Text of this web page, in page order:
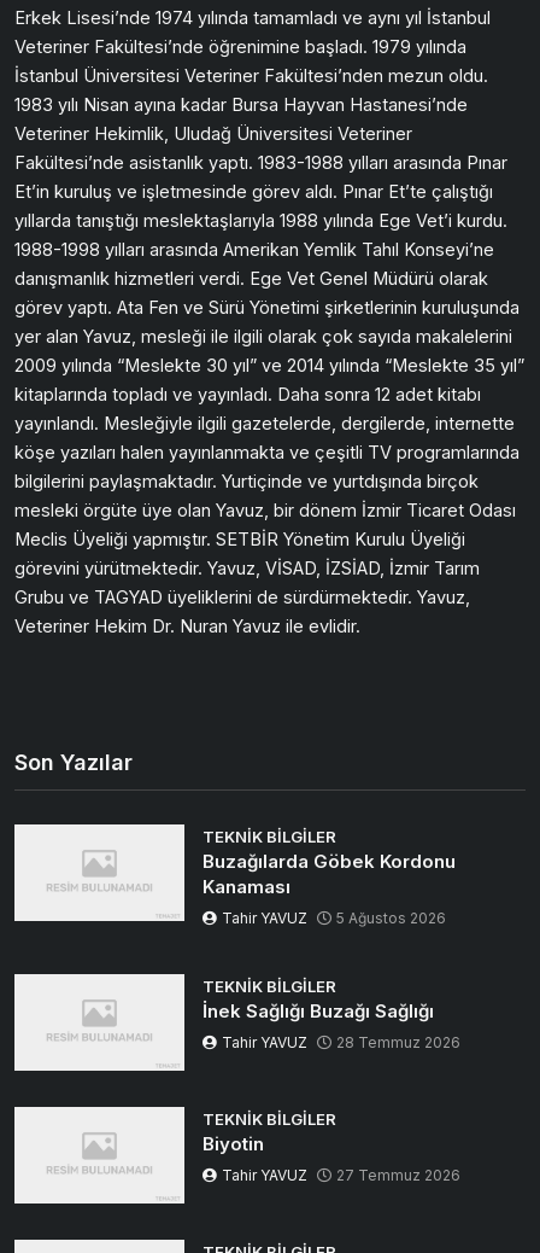
Erkek Lisesi’nde 1974 yılında tamamladı ve aynı yıl İstanbul
Veteriner Fakültesi’nde öğrenimine başladı. 1979 yılında
İstanbul Üniversitesi Veteriner Fakültesi’nden mezun oldu.
1983 yılı Nisan ayına kadar Bursa Hayvan Hastanesi’nde
Veteriner Hekimlik, Uludağ Üniversitesi Veteriner
Fakültesi’nde asistanlık yaptı. 1983-1988 yılları arasında Pınar
Et’in kuruluş ve işletmesinde görev aldı. Pınar Et’te çalıştığı
yıllarda tanıştığı meslektaşlarıyla 1988 yılında Ege Vet’i kurdu.
1988-1998 yılları arasında Amerikan Yemlik Tahıl Konseyi’ne
danışmanlık hizmetleri verdi. Ege Vet Genel Müdürü olarak
görev yaptı. Ata Fen ve Sürü Yönetimi şirketlerinin kuruluşunda
yer alan Yavuz, mesleği ile ilgili olarak çok sayıda makalelerini
2009 yılında “Meslekte 30 yıl” ve 2014 yılında “Meslekte 35 yıl”
kitaplarında topladı ve yayınladı. Daha sonra 12 adet kitabı
yayınlandı. Mesleğiyle ilgili gazetelerde, dergilerde, internette
köşe yazıları halen yayınlanmakta ve çeşitli TV programlarında
bilgilerini paylaşmaktadır. Yurtiçinde ve yurtdışında birçok
mesleki örgüte üye olan Yavuz, bir dönem İzmir Ticaret Odası
Meclis Üyeliği yapmıştır. SETBİR Yönetim Kurulu Üyeliği
görevini yürütmektedir. Yavuz, VİSAD, İZSİAD, İzmir Tarım
Grubu ve TAGYAD üyeliklerini de sürdürmektedir. Yavuz,
Veteriner Hekim Dr. Nuran Yavuz ile evlidir.
Son Yazılar
TEKNIK BILGILER
Buzağılarda Göbek Kordonu
Kanaması
Tahir YAVUZ 5 Ağustos 2026
TEKNIK BILGILER
İnek Sağlığı Buzağı Sağlığı
Tahir YAVUZ 28 Temmuz 2026
TEKNIK BILGILER
Biyotin
Tahir YAVUZ 27 Temmuz 2026